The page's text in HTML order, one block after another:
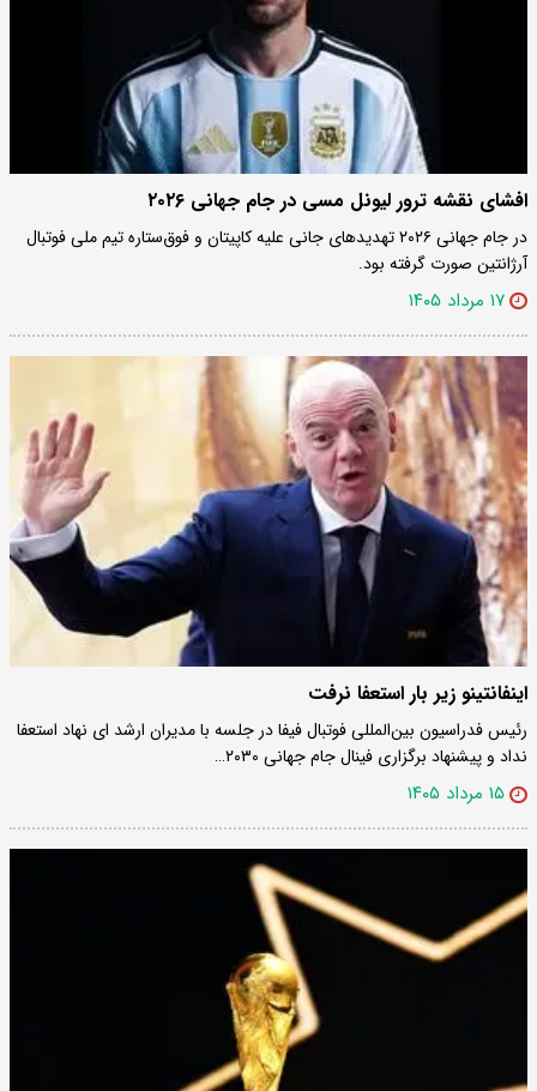
افشای نقشه ترور لیونل مسی در جام جهانی ۲۰۲۶
در جام جهانی ۲۰۲۶ تهدید‌های جانی علیه کاپیتان و فوق‌ستاره تیم ملی فوتبال
آرژانتین صورت گرفته بود.
۱۷ مرداد ۱۴۰۵
اینفانتینو زیر بار استعفا نرفت
رئیس فدراسیون بین‌المللی فوتبال فیفا در جلسه با مدیران ارشد ای نهاد استعفا
نداد و پیشنهاد برگزاری فینال جام جهانی ۲۰۳۰…
۱۵ مرداد ۱۴۰۵